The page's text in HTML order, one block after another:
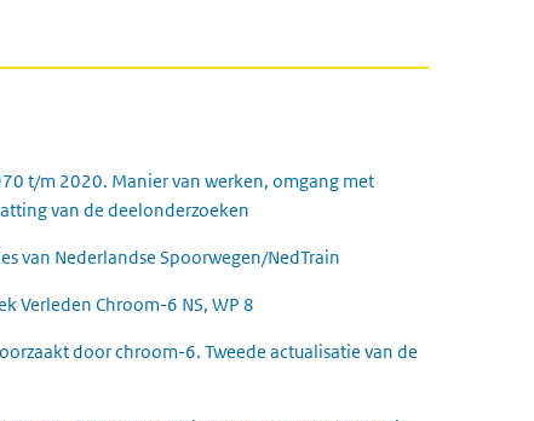
t/m 2020. Manier van werken, omgang met
van de deelonderzoeken
van Nederlandse Spoorwegen/NedTrain
Verleden Chroom-6 NS, WP 8
door chroom-6. Tweede actualisatie van de